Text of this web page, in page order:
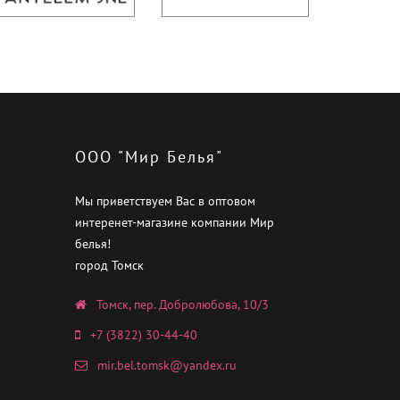
ООО "Мир Белья"
Мы приветствуем Вас в оптовом
интеренет-магазине компании Мир
белья!
город Томск
Томск, пер. Добролюбова, 10/3
+7 (3822) 30-44-40
mir.bel.tomsk@yandex.ru